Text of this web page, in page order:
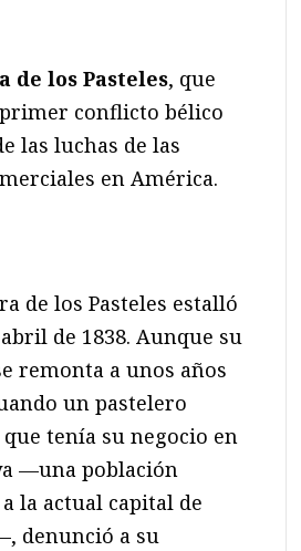
de los Pasteles, que
conflicto bélico
las luchas de las
en América.
de los Pasteles estalló
de 1838. Aunque su
remonta a unos años
un pastelero
tenía su negocio en
—una población
la actual capital de
denunció a su